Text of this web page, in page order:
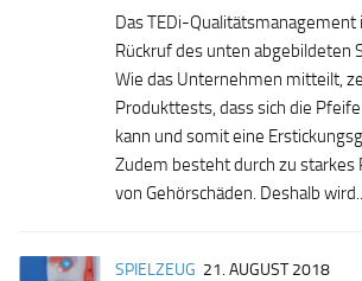
Das TEDi-
Rückruf des unten abgebildeten
Wie das Unternehmen mitteilt,
Produkttests, dass sich die
kann und somit eine
Zudem besteht durch zu starkes
von Gehörschäden. Deshalb
SPIELZEUG 21. AUGUST 2018